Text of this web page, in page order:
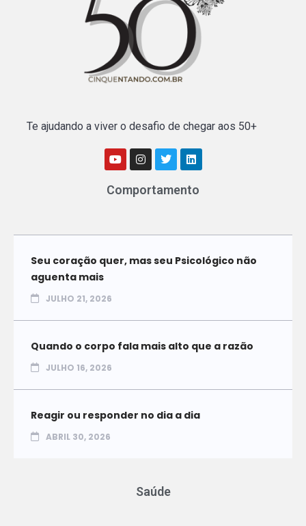
Te ajudando a viver o desafio de chegar aos 50+
Comportamento
Seu coração quer, mas seu Psicológico não
aguenta mais
JULHO 21, 2026
Quando o corpo fala mais alto que a razão
JULHO 16, 2026
Reagir ou responder no dia a dia
ABRIL 30, 2026
Saúde